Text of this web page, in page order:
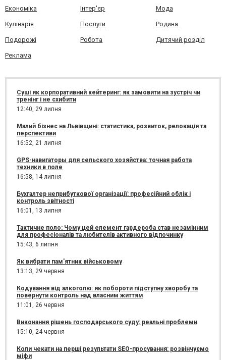
Економіка Інтер'єр Мода
Кулінарія Послуги Родина
Подорожі Робота Дитячий розділ
Реклама
Суші як корпоративний кейтеринг: як замовити на зустріч чи
тренінг і не схибити
12:40, 29 липня
Малий бізнес на Львівщині: статистика, розвиток, релокація та
перспективи
16:52, 21 липня
GPS-навигаторы для сельского хозяйства: точная работа
техники в поле
16:58, 14 липня
Бухгалтер неприбуткової організації: професійний облік і
контроль звітності
16:01, 13 липня
Тактичне поло: Чому цей елемент гардероба став незамінним
для професіоналів та любителів активного відпочинку
15:43, 6 липня
Як вибрати пам'ятник військовому
13:13, 29 червня
Кодування від алкоголю: як побороти підступну хворобу та
повернути контроль над власним життям
11:01, 26 червня
Виконання рішень господарського суду: реальні проблеми
15:10, 24 червня
Коли чекати на перші результати SEO-просування: розвінчуємо
міфи